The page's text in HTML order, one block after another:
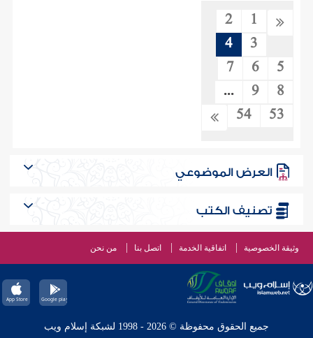
1
2
3
4
5
6
7
8
9
...
53
54
العرض الموضوعي
تصنيف الكتب
وثيقة الخصوصية اتفاقية الخدمة اتصل بنا من نحن
جميع الحقوق محفوظة © 2026 - 1998 لشبكة إسلام ويب